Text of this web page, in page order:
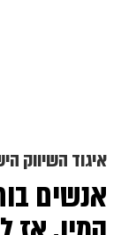
איגוד השיווק
אנשים